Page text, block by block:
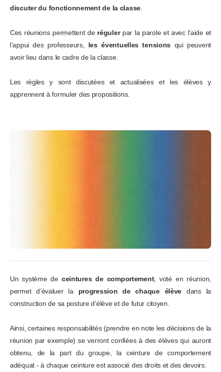
discuter du fonctionnement de la classe
Ces réunions permettent de régulerpar la parole et avec l’aide et
l’appui des professeurs, les éventuelles tensions qui peuvent
avoir lieu dans le cadre de la classe.
Les règles y sont discutées et actualisées et les élèves y
apprennent à formuler des propositions.
Un système de ceintures de comportement, voté en réunion,
permet d’évaluer la progression de chaque élève dans la
construction de sa posture d’élève et de futur citoyen.
Ainsi, certaines responsabilités (prendre en note les décisions de la
réunion par exemple) se verront confiées à des élèves qui auront
obtenu, de la part du groupe, la ceinture de comportement
adéquat - à chaque ceinture est associé des droits et des devoirs.